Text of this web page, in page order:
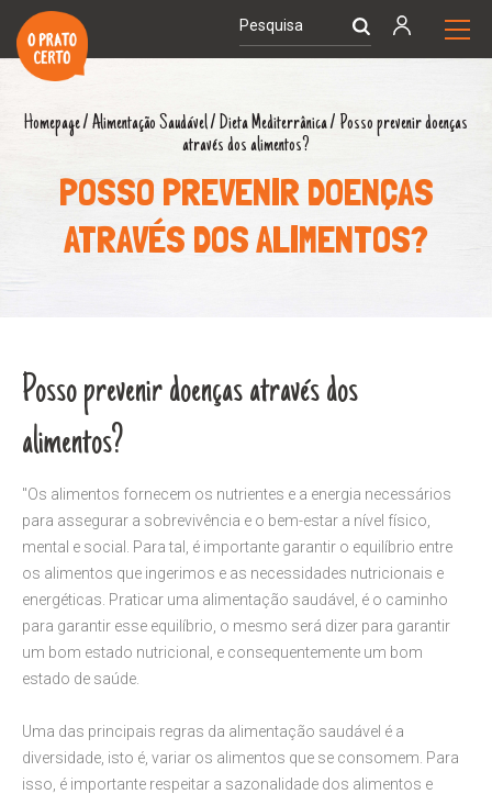
Homepage/ Alimentação Saudável/ Dieta Mediterrânica/ Posso prevenir doenças
através dos alimentos?
POSSO PREVENIR DOENÇAS
ATRAVÉS DOS ALIMENTOS?
Posso prevenir doenças através dos
alimentos?
"Os alimentos fornecem os nutrientes e a energia necessários
para assegurar a sobrevivência e o bem-estar a nível físico,
mental e social. Para tal, é importante garantir o equilíbrio entre
os alimentos que ingerimos e as necessidades nutricionais e
energéticas. Praticar uma alimentação saudável, é o caminho
para garantir esse equilíbrio, o mesmo será dizer para garantir
um bom estado nutricional, e consequentemente um bom
estado de saúde.
Uma das principais regras da alimentação saudável é a
diversidade, isto é, variar os alimentos que se consomem. Para
isso, é importante respeitar a sazonalidade dos alimentos e